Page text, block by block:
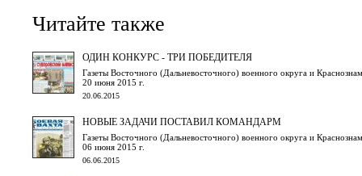
Читайте также
ОДИН КОНКУРС - ТРИ ПОБЕДИТЕЛЯ
Газеты Восточного (Дальневосточного) военного округа и
20 июня 2015 г.
20.06.2015
НОВЫЕ ЗАДАЧИ ПОСТАВИЛ КОМАНДАРМ
Газеты Восточного (Дальневосточного) военного округа и
06 июня 2015 г.
06.06.2015